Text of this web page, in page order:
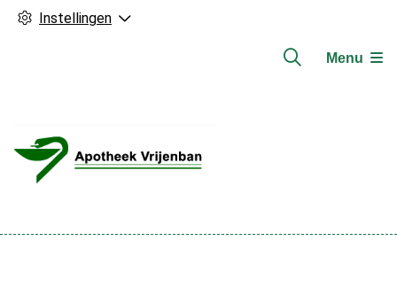
Instellingen
Menu